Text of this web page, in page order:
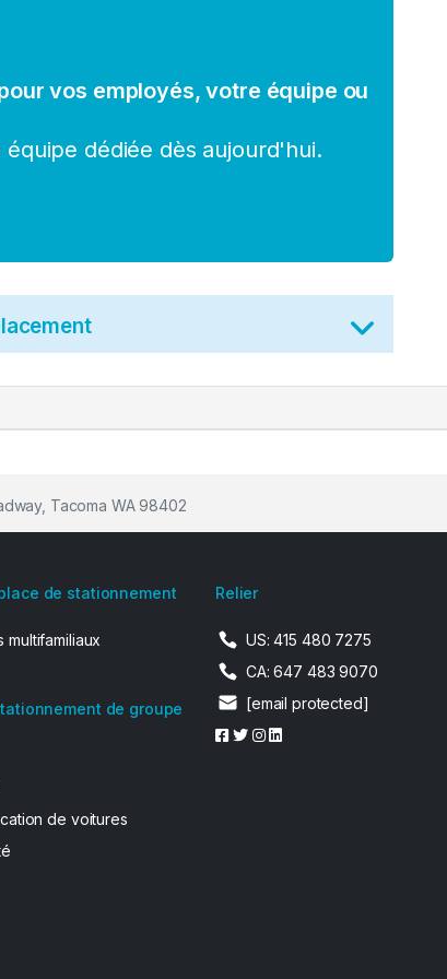
vos employés, votre équipe ou
dédiée dès aujourd'hui.
Tacoma WA 98402
de stationnement
multifamiliaux
de groupe
de voitures
Relier
US: 415 480 7275
CA: 647 483 9070
[email protected]